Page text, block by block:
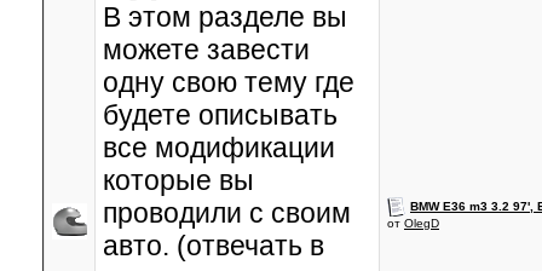
В этом разделе вы
можете завести
одну свою тему где
будете описывать
все модификации
которые вы
проводили с своим
авто. (отвечать в
BMW E36 m3 3.2 97',
от OlegD